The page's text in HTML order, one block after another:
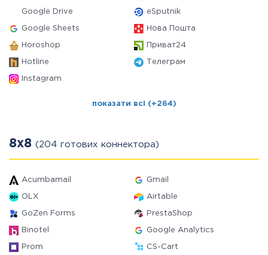
Google Drive eSputnik
Google Sheets Нова Пошта
Horoshop Приват24
Hotline Телеграм
Instagram
показати всі (+264)
8x8 (204 готових коннектора)
Acumbamail Gmail
OLX Airtable
GoZen Forms PrestaShop
Binotel Google Analytics
Prom CS-Cart